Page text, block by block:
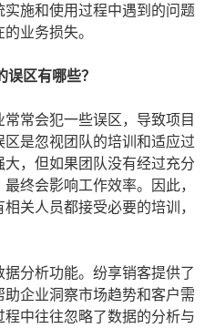
施和使用过程中遇到的问题
业务损失。
区有哪些？
常会犯一些误区，导致项目
是忽视团队的培训和适应过
，但如果团队没有经过充分
终会影响工作效率。因此，
关人员都接受必要的培训，
分析功能。纷享销客提供了
企业洞察市场趋势和客户需
中往往忽略了数据的分析与